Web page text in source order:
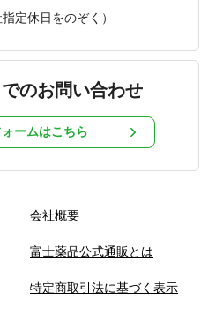
定休日をのぞく）
のお問い合わせ
ームはこちら
会社概要
富士薬品公式通販とは
特定商取引法に基づく表示